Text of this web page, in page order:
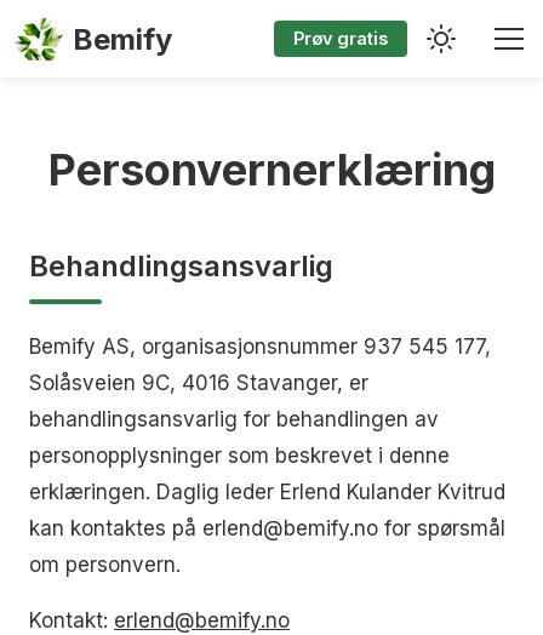
Bemify Prøv gratis
Personvernerklæring
Behandlingsansvarlig
Bemify AS, organisasjonsnummer 937 545 177,
Solåsveien 9C, 4016 Stavanger, er
behandlingsansvarlig for behandlingen av
personopplysninger som beskrevet i denne
erklæringen. Daglig leder Erlend Kulander Kvitrud
kan kontaktes på erlend@bemify.no for spørsmål
om personvern.
Kontakt: erlend@bemify.no